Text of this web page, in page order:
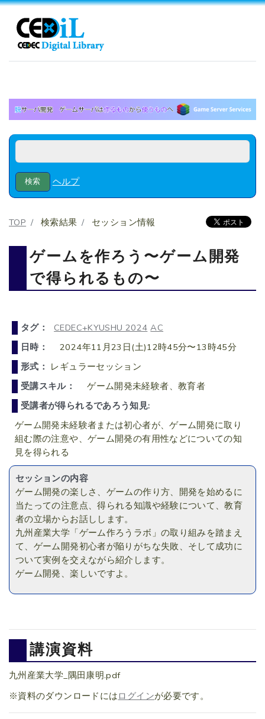
ヘルプ
TOP 検索結果 セッション情報
ゲームを作ろう〜ゲーム開発
で得られるもの〜
タグ： CEDEC+KYUSHU 2024 AC
日時：
2024年11月23日(土)12時45分〜13時45分
形式： レギュラーセッション
受講スキル：
ゲーム開発未経験者、教育者
受講者が得られるであろう知見:
ゲーム開発未経験者または初心者が、ゲーム開発に取り
組む際の注意や、ゲーム開発の有用性などについての知
見を得られる
セッションの内容
ゲーム開発の楽しさ、ゲームの作り方、開発を始めるに
当たっての注意点、得られる知識や経験について、教育
者の立場からお話しします。
九州産業大学「ゲーム作ろうラボ」の取り組みを踏まえ
て、ゲーム開発初心者が陥りがちな失敗、そして成功に
ついて実例を交えながら紹介します。
ゲーム開発、楽しいですよ。
講演資料
九州産業大学_隅田康明.pdf
※資料のダウンロードには ログインが必要です。